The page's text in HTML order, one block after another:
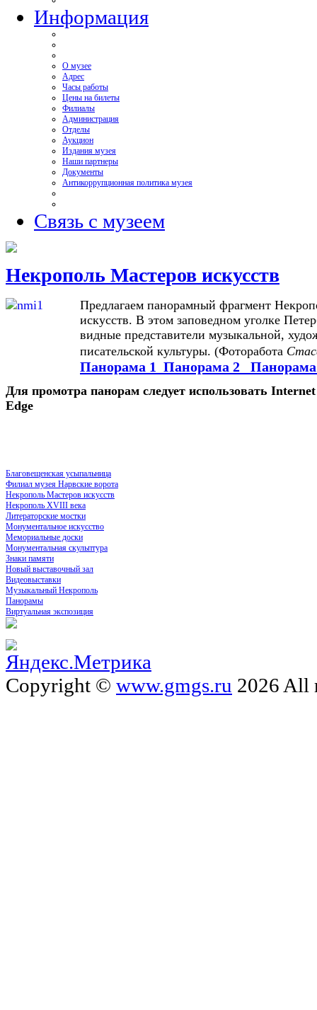
Информация
О музее
Адрес
Часы работы
Цены на билеты
Филиалы
Администрация
Отделы
Аукцион
Издания музея
Наши партнеры
Документы
Антикоррупционная политика музея
Связь с музеем
Некрополь Мастеров искусств
Предлагаем панорамный фрагмент
искусств. В этом заповедном уголке
видные представители музыкальной,
писательской культуры. (Фоторабота
Панорама 1 Панорама 2
Для промотра панорам следует использовать
Edge
Благовещенская усыпальница
Филиал музея Нарвские ворота
Некрополь Мастеров искусств
Некрополь XVIII века
Литераторские мостки
Монументальное искусство
Мемориальные доски
Монументальная скульптура
Знаки памяти
Новый выставочный зал
Видеовыставки
Музыкальный Некрополь
Панорамы
Виртуальная экспозиция
Copyright © www.gmgs.ru 2026 All